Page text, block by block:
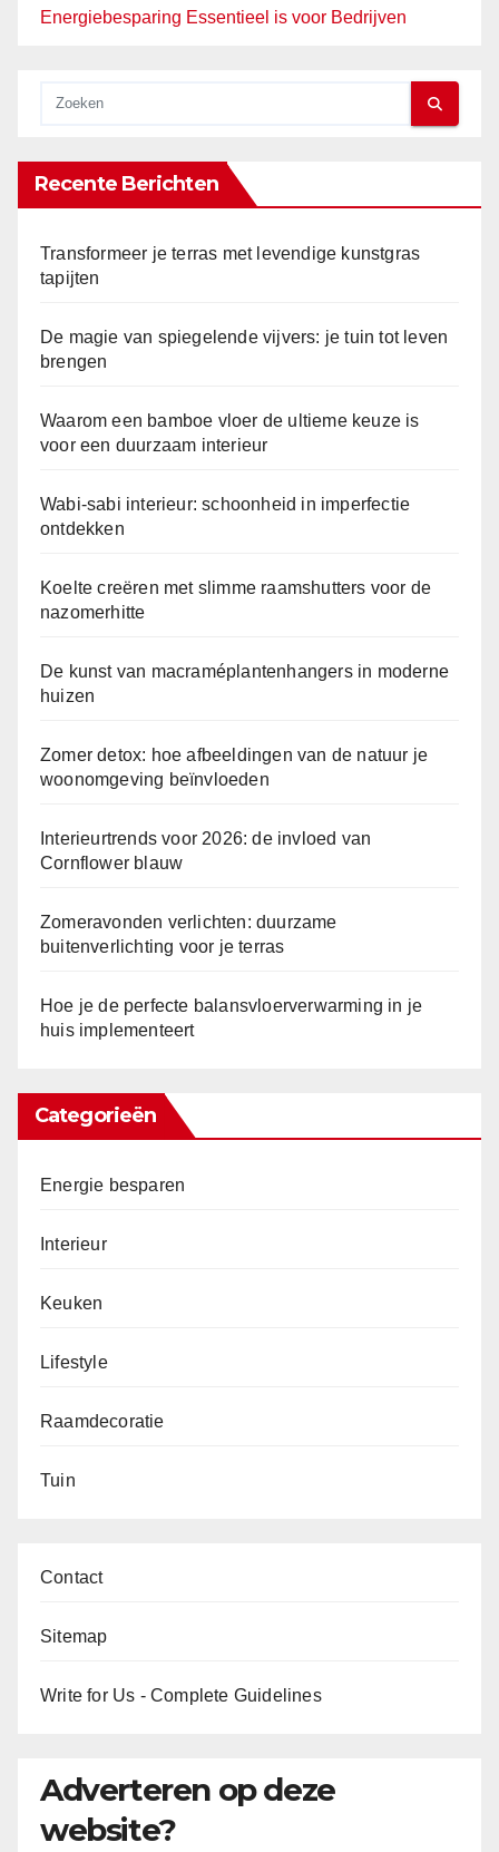
Energiebesparing Essentieel is voor Bedrijven
Recente Berichten
Transformeer je terras met levendige kunstgras
tapijten
De magie van spiegelende vijvers: je tuin tot leven
brengen
Waarom een bamboe vloer de ultieme keuze is
voor een duurzaam interieur
Wabi-sabi interieur: schoonheid in imperfectie
ontdekken
Koelte creëren met slimme raamshutters voor de
nazomerhitte
De kunst van macraméplantenhangers in moderne
huizen
Zomer detox: hoe afbeeldingen van de natuur je
woonomgeving beïnvloeden
Interieurtrends voor 2026: de invloed van
Cornflower blauw
Zomeravonden verlichten: duurzame
buitenverlichting voor je terras
Hoe je de perfecte balansvloerverwarming in je
huis implementeert
Categorieën
Energie besparen
Interieur
Keuken
Lifestyle
Raamdecoratie
Tuin
Contact
Sitemap
Write for Us - Complete Guidelines
Adverteren op deze
website?